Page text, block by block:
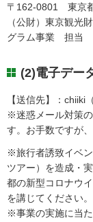
〒162-0801 東京
（公財）東京観
グラム事業 担当
(2)電子デー
【送信先】：chiiki
※迷惑メール対策
す。お手数ですが
※旅行者誘致イベ
ツアー）を造成・
都の新型コロナウ
を講じてください。
※事業の実施に当